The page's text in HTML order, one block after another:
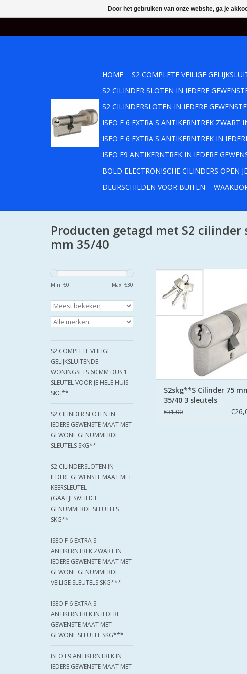
HOME
S2 COMPLETE VEILIGE
S2 CILINDER SLOTEN IN IEDERE
S2 CILINDERSLOTEN IN IEDERE
ISEO F 6 EXTRA S ANTIKERNTREK ZWART
ISEO F 6 EXTRA S ANTIKERNTREK IN
ISEO F9 ANTIKERNTREK IN IEDERE
BOLD ELECTRONISCHE CILINDERS OPEN
DEURSCHILDEN VOOR BUITEN
Producten getagd met S2 cilinder
mm 35/40
Min: €0 Max: €30
S2 COMPLETE VEILIGE
GELIJKSLUITENDE
WONINGSETS 60 MM DUS 1
SLEUTEL VOOR JE HELE HUIS
SKG**
S2 CILINDER SLOTEN IN
IEDERE GEWENSTE MAAT MET
GEWONE GENUMMERDE
SLEUTELS SKG**
S2 CILINDERSLOTEN IN
IEDERE GEWENSTE MAAT MET
KEERSLEUTEL
(GAATJES)VEILIGE
GENUMMERDE SLEUTELS
SKG**
ISEO F 6 EXTRA S
ANTIKERNTREK ZWART IN
IEDERE GEWENSTE MAAT MET
GEWONE GENUMMERDE
VEILIGE SLEUTELS SKG***
ISEO F 6 EXTRA S
ANTIKERNTREK IN IEDERE
GEWENSTE MAAT MET
GEWONE SLEUTEL SKG***
ISEO F9 ANTIKERNTREK IN
IEDERE GEWENSTE MAAT MET
S2 cilinders 75 mm 35/40
SKG**S6 veiligheidscilinder
Politie Keurmerk Veilig Wonen.
S2 staat voor safe en secure
boor belemmering aan beide
zijden hard stalen pinnen.
TOEVOEGEN AAN
S2skg**S Cilinder 75
35/40 3 sleutels
€31,00
Door het gebruiken van onze website, ga je